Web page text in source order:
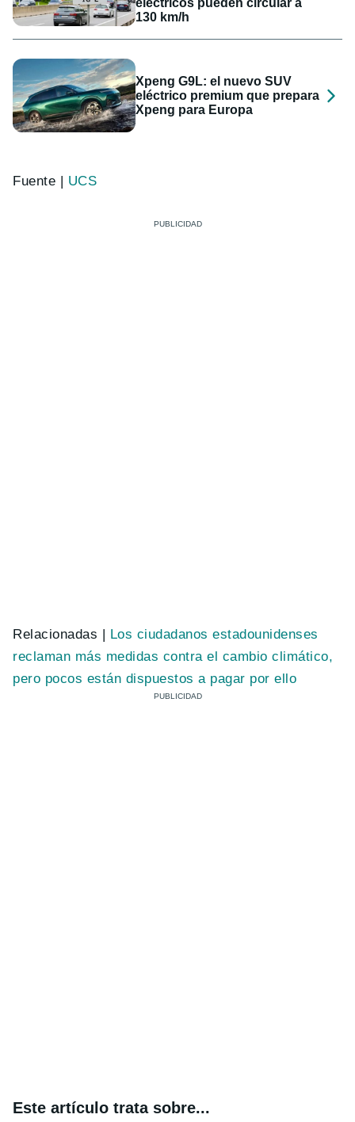
eléctricos pueden circular a
130 km/h
Xpeng G9L: el nuevo SUV
eléctrico premium que prepara
Xpeng para Europa
Fuente | UCS
Relacionadas |
Los ciudadanos estadounidenses
reclaman más medidas contra el cambio climático,
pero pocos están dispuestos a pagar por ello
Este artículo trata sobre...